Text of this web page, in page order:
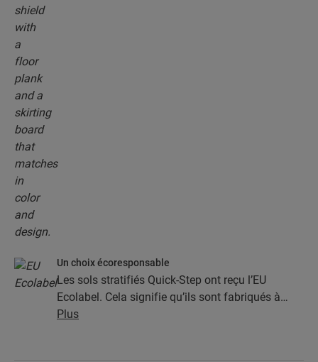
Un choix écoresponsable
Les sols stratifiés Quick-Step ont reçu l’EU
Ecolabel. Cela signifie qu’ils sont fabriqués à
partir d’au moins 80 % de bois issu de sources
Plus